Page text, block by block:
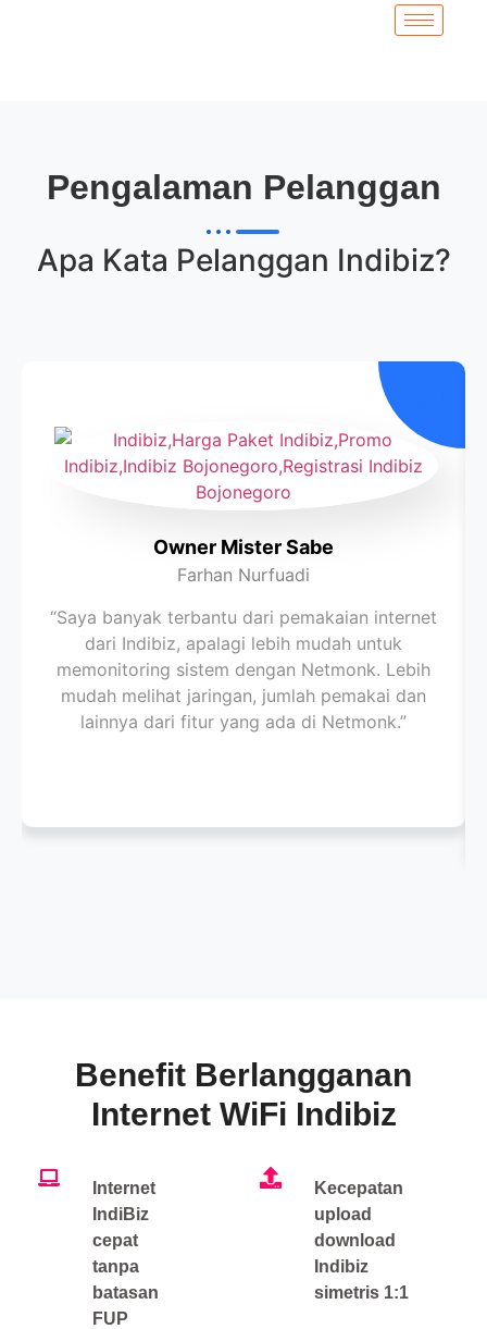
Pengalaman Pelanggan
Apa Kata Pelanggan Indibiz?
Owner Mister Sabe
Farhan Nurfuadi
“Saya banyak terbantu dari pemakaian internet
dari Indibiz, apalagi lebih mudah untuk
memonitoring sistem dengan Netmonk. Lebih
mudah melihat jaringan, jumlah pemakai dan
lainnya dari fitur yang ada di Netmonk.”
Benefit Berlangganan
Internet WiFi Indibiz
Internet
IndiBiz
cepat
tanpa
batasan
FUP
Kecepatan
upload
download
Indibiz
simetris 1:1